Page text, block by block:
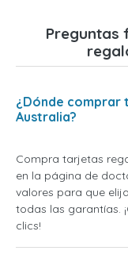
Preguntas
¿Dónde comprar
Australia?
Compra tarjetas
en la página de
valores para que
todas las garantías.
clics!